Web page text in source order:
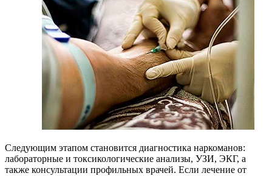
Следующим этапом становится диагностика наркоманов:
лабораторные и токсикологические анализы, УЗИ, ЭКГ, а
также консультации профильных врачей. Если лечение от